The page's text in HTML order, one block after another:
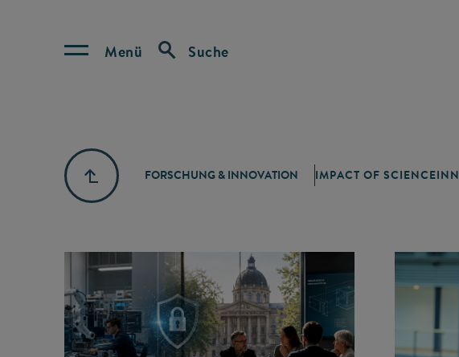
Menü Suche
FORSCHUNG & INNOVATION IMPACT OF SCIENCE